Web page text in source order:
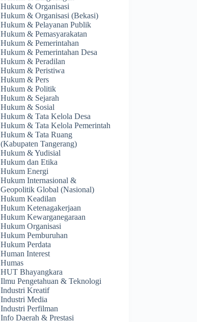
Hukum & Organisasi
Hukum & Organisasi (Bekasi)
Hukum & Pelayanan Publik
Hukum & Pemasyarakatan
Hukum & Pemerintahan
Hukum & Pemerintahan Desa
Hukum & Peradilan
Hukum & Peristiwa
Hukum & Pers
Hukum & Politik
Hukum & Sejarah
Hukum & Sosial
Hukum & Tata Kelola Desa
Hukum & Tata Kelola Pemerintah
Hukum & Tata Ruang
(Kabupaten Tangerang)
Hukum & Yudisial
Hukum dan Etika
Hukum Energi
Hukum Internasional &
Geopolitik Global (Nasional)
Hukum Keadilan
Hukum Ketenagakerjaan
Hukum Kewarganegaraan
Hukum Organisasi
Hukum Pemburuhan
Hukum Perdata
Human Interest
Humas
HUT Bhayangkara
Ilmu Pengetahuan & Teknologi
Industri Kreatif
Industri Media
Industri Perfilman
Info Daerah & Prestasi